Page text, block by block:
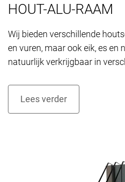
HOUT-ALU-RAAM
Wij bieden verschillende
en vuren, maar ook eik, es en
natuurlijk verkrijgbaar in